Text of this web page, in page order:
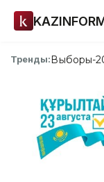
Тренды:Выборы-